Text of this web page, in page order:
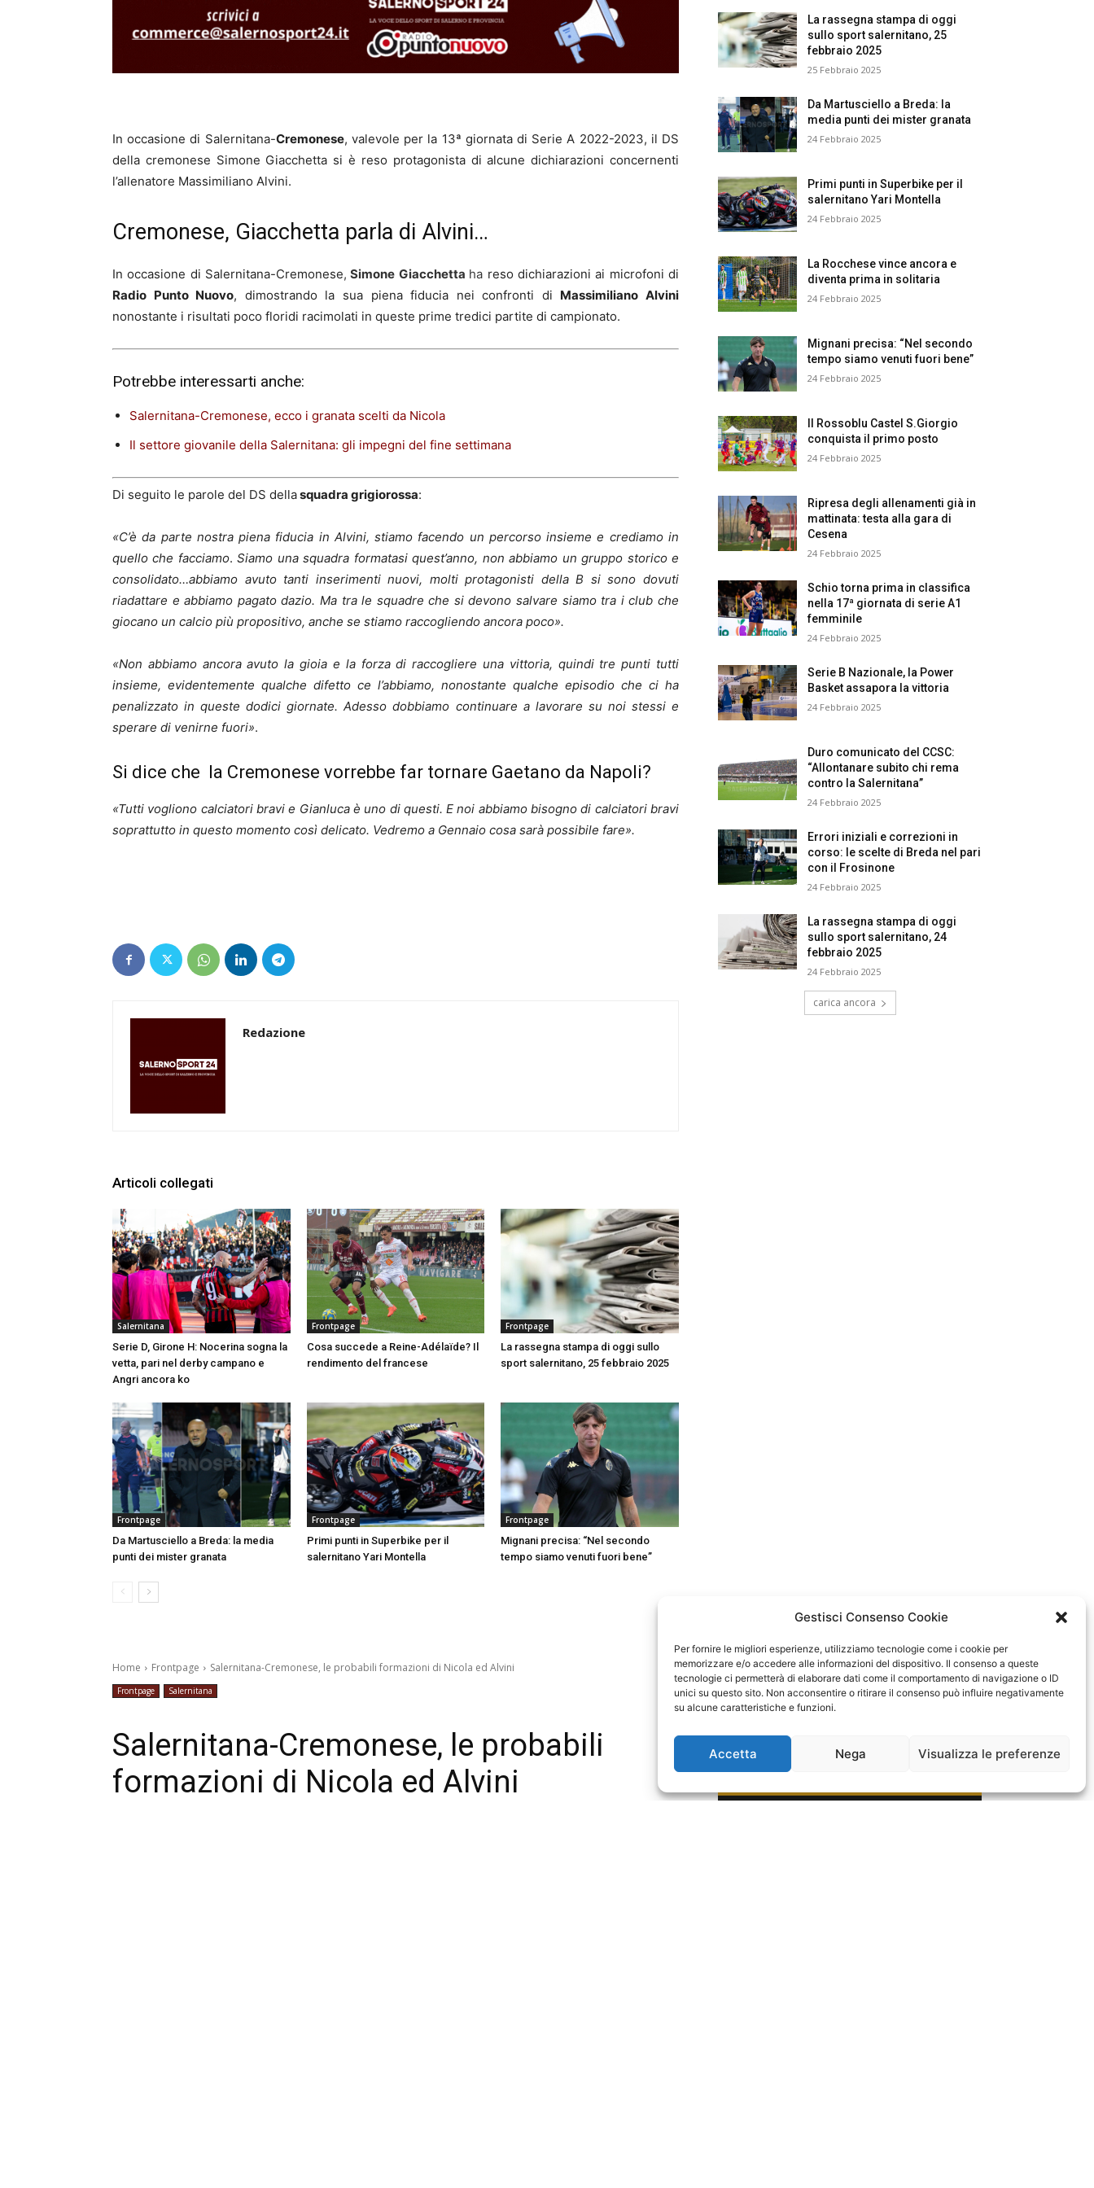
Gestisci Consenso Cookie
Per fornire le migliori esperienze, utilizziamo tecnologie come i cookie per
memorizzare e/o accedere alle informazioni del dispositivo. Il consenso a queste
tecnologie ci permetterà di elaborare dati come il comportamento di navigazione o ID
unici su questo sito. Non acconsentire o ritirare il consenso può influire negativamente
su alcune caratteristiche e funzioni.
Accetta Nega Visualizza le preferenze
In occasione di Salernitana-Cremonese, valevole per la 13ª giornata di Serie A 2022-2023, il DS
della cremonese Simone Giacchetta si è reso protagonista di alcune dichiarazioni concernenti
l’allenatore Massimiliano Alvini.
Cremonese, Giacchetta parla di Alvini…
In occasione di Salernitana-Cremonese, Simone Giacchetta ha reso dichiarazioni ai microfoni di
Radio Punto Nuovo, dimostrando la sua piena fiducia nei confronti di Massimiliano Alvini
nonostante i risultati poco floridi racimolati in queste prime tredici partite di campionato.
Potrebbe interessarti anche:
Salernitana-Cremonese, ecco i granata scelti da Nicola
Il settore giovanile della Salernitana: gli impegni del fine settimana
Di seguito le parole del DS dellasquadra grigiorossa:
«C’è da parte nostra piena fiducia in Alvini, stiamo facendo un percorso insieme e crediamo in
quello che facciamo.Siamo una squadra formatasi quest’anno, non abbiamo un gruppo storico e
consolidato…abbiamo avuto tanti inserimenti nuovi, molti protagonisti della B si sono dovuti
riadattare e abbiamo pagato dazio. Ma tra le squadre che si devono salvare siamo tra i club che
giocano un calcio più propositivo, anche se stiamo raccogliendo ancora poco».
«Non abbiamo ancora avuto la gioia e la forza di raccogliere una vittoria, quindi tre punti tutti
insieme, evidentemente qualche difetto ce l’abbiamo, nonostante qualche episodio che ci ha
penalizzato in queste dodici giornate. Adesso dobbiamo continuare a lavorare su noi stessi e
sperare di venirne fuori».
Si dice che la Cremonese vorrebbe far tornare Gaetano da Napoli?
«Tutti vogliono calciatori bravi e Gianluca è uno di questi. E noi abbiamo bisogno di calciatori bravi
soprattutto in questo momento così delicato. Vedremo a Gennaio cosa sarà possibile fare».
Redazione
Articoli collegati
Salernitana
Serie D, Girone H: Nocerina sogna la
vetta, pari nel derby campano e
Angri ancora ko
Frontpage
Cosa succede a Reine-Adélaïde? Il
rendimento del francese
Frontpage
La rassegna stampa di oggi sullo
sport salernitano, 25 febbraio 2025
Frontpage
Da Martusciello a Breda: la media
punti dei mister granata
Frontpage
Primi punti in Superbike per il
salernitano Yari Montella
Frontpage
Mignani precisa: “Nel secondo
tempo siamo venuti fuori bene”
La rassegna stampa di oggi
sullo sport salernitano, 25
febbraio 2025
25 Febbraio 2025
Da Martusciello a Breda: la
media punti dei mister granata
24 Febbraio 2025
Primi punti in Superbike per il
salernitano Yari Montella
24 Febbraio 2025
La Rocchese vince ancora e
diventa prima in solitaria
24 Febbraio 2025
Mignani precisa: “Nel secondo
tempo siamo venuti fuori bene”
24 Febbraio 2025
Il Rossoblu Castel S.Giorgio
conquista il primo posto
24 Febbraio 2025
Ripresa degli allenamenti già in
mattinata: testa alla gara di
Cesena
24 Febbraio 2025
Schio torna prima in classifica
nella 17ª giornata di serie A1
femminile
24 Febbraio 2025
Serie B Nazionale, la Power
Basket assapora la vittoria
24 Febbraio 2025
Duro comunicato del CCSC:
“Allontanare subito chi rema
contro la Salernitana”
24 Febbraio 2025
Errori iniziali e correzioni in
corso: le scelte di Breda nel pari
con il Frosinone
24 Febbraio 2025
La rassegna stampa di oggi
sullo sport salernitano, 24
febbraio 2025
24 Febbraio 2025
carica ancora